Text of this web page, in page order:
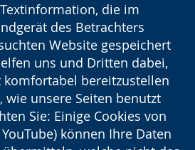
die im
des Betrachters
Website gespeichert
uns und Dritten dabei,
bereitzustellen
wie unsere Seiten benutzt
Sie: Einige Cookies von
können Ihre Daten